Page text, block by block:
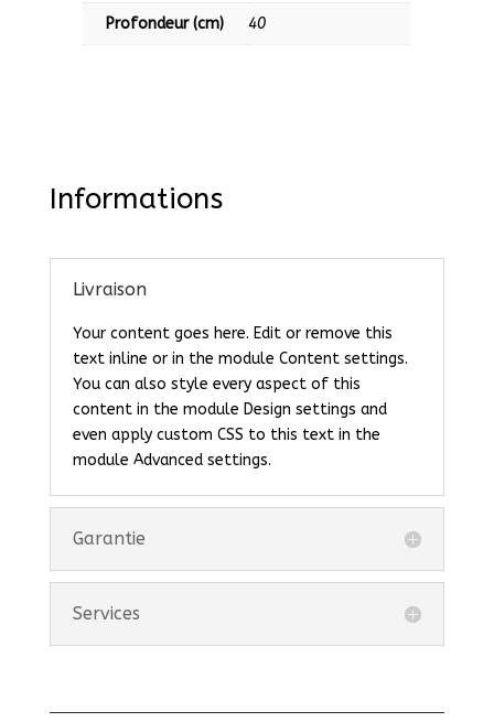
Profondeur (cm) 40
Informations
Livraison
Your content goes here. Edit or remove this
text inline or in the module Content settings.
You can also style every aspect of this
content in the module Design settings and
even apply custom CSS to this text in the
module Advanced settings.
Garantie
Services